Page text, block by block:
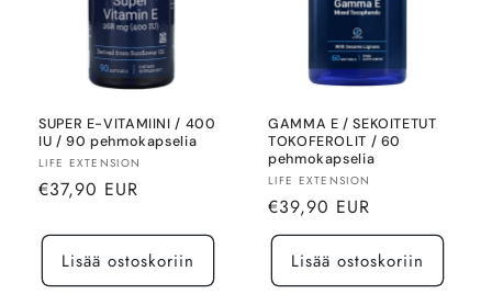
SUPER E-VITAMIINI / 400
IU / 90 pehmokapselia
Myyjä:
LIFE EXTENSION
Normaalihinta
€37,90 EUR
Lisää ostoskoriin
GAMMA E / SEKOITETUT
TOKOFEROLIT / 60
pehmokapselia
Myyjä:
LIFE EXTENSION
Normaalihinta
€39,90 EUR
Lisää ostoskoriin